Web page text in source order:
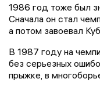
1986 год тоже был
Сначала он стал
а потом завоевал
В 1987 году на
без серьезных
прыжке, в